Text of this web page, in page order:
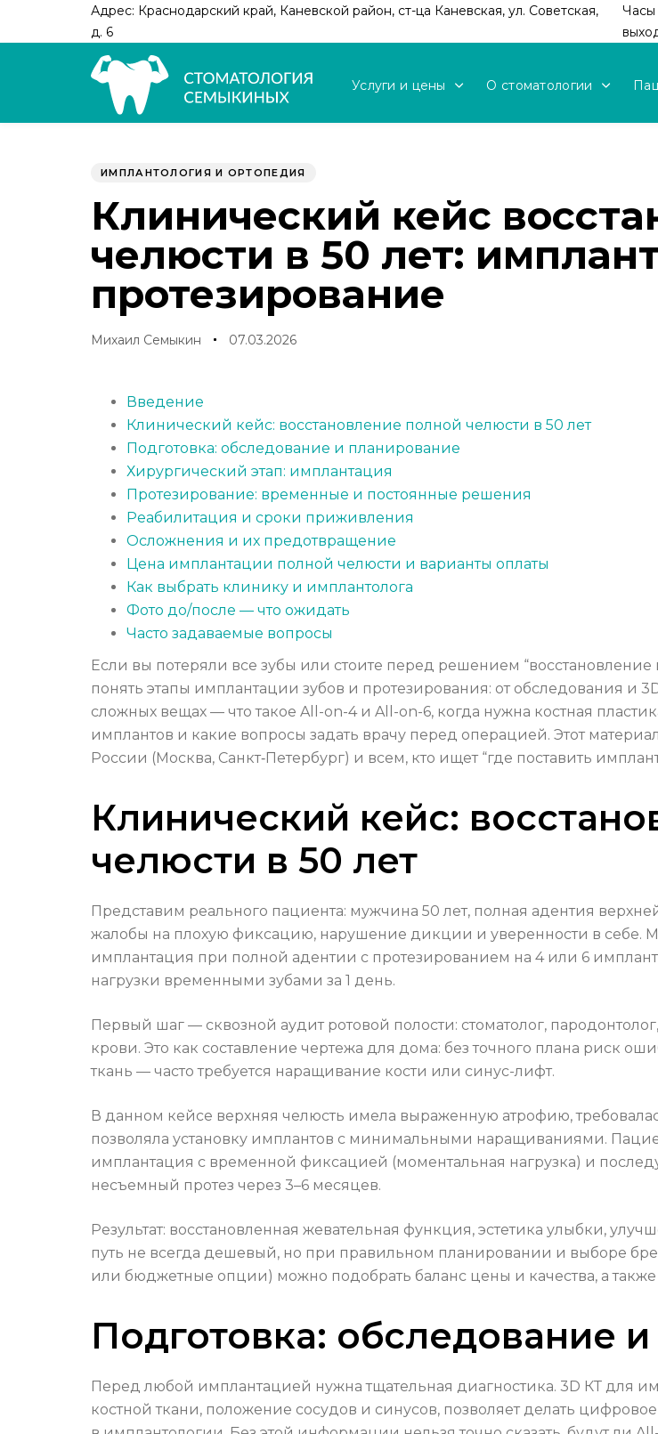
Адрес: Краснодарский край, Каневской район, ст-ца Каневская, ул. Советская,
д. 6
Часы
Услуги и цены О стоматологии
ИМПЛАНТОЛОГИЯ И ОРТОПЕДИЯ
Клинический кейс
челюсти в 50 лет:
протезирование
Михаил Семыкин 07.03.2026
Введение
Клинический кейс: восстановление полной челюсти в 50 лет
Подготовка: обследование и планирование
Хирургический этап: имплантация
Протезирование: временные и постоянные решения
Реабилитация и сроки приживления
Осложнения и их предотвращение
Цена имплантации полной челюсти и варианты оплаты
Как выбрать клинику и имплантолога
Фото до/после — что ожидать
Часто задаваемые вопросы
Если вы потеряли все зубы или стоите перед решением
понять этапы имплантации зубов и протезирования: от обследования и
сложных вещах — что такое All-on-4 и All-on-6, когда нужна костная
имплантов и какие вопросы задать врачу перед операцией. Этот
России (Москва, Санкт‑Петербург) и всем, кто ищет “где поставить
Клинический кейс:
челюсти в 50 лет
Представим реального пациента: мужчина 50 лет, полная адентия
жалобы на плохую фиксацию, нарушение дикции и уверенности в
имплантация при полной адентии с протезированием на 4 или 6
нагрузки временными зубами за 1 день.
Первый шаг — сквозной аудит ротовой полости: стоматолог,
крови. Это как составление чертежа для дома: без точного плана риск
ткань — часто требуется наращивание кости или синус-лифт.
В данном кейсе верхняя челюсть имела выраженную атрофию,
позволяла установку имплантов с минимальными наращиваниями.
имплантация с временной фиксацией (моментальная нагрузка) и
несъемный протез через 3–6 месяцев.
Результат: восстановленная жевательная функция, эстетика улыбки,
путь не всегда дешевый, но при правильном планировании и выборе
или бюджетные опции) можно подобрать баланс цены и качества, а
Подготовка: обследование
Перед любой имплантацией нужна тщательная диагностика. 3D КТ для
костной ткани, положение сосудов и синусов, позволяет делать